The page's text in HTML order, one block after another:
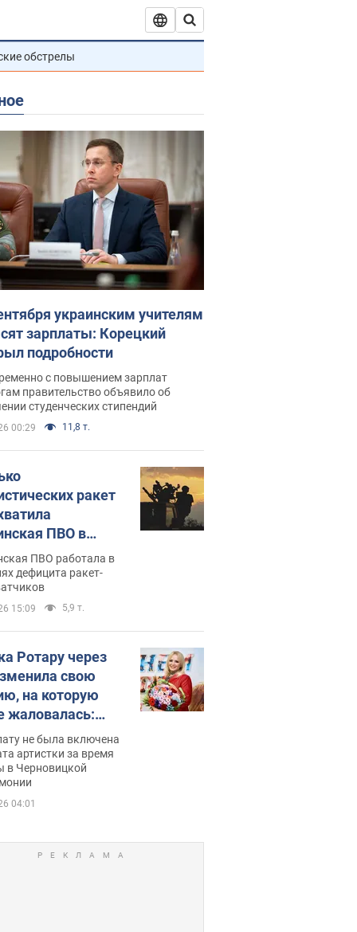
обстрелы
украинским учителям
зарплаты: Корецкий
подробности
с повышением зарплат
правительство объявило об
студенческих стипендий
00:29 11,8 т.
ракет
ПВО в
в Минобороны
цифру
ПВО работала в
дефицита ракет-
15:09 5,9 т.
Ротару через
свою
на которую
жаловалась:
получала
не была включена
артистки за время
в Черновицкой
04:01